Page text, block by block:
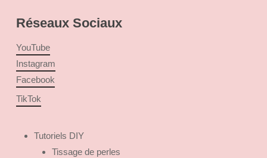
Réseaux Sociaux
YouTube
Instagram
Facebook
TikTok
Tutoriels DIY
Tissage de perles